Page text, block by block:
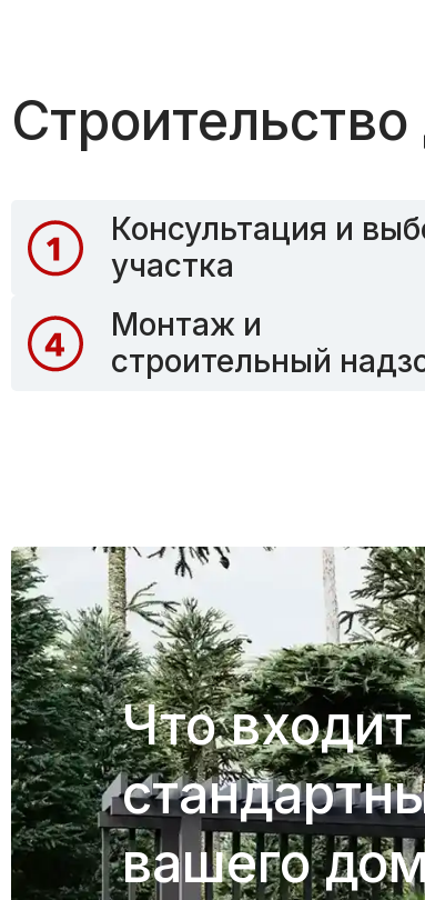
Консультация и
участка
Монтаж и
строительный
Что входит
вашего